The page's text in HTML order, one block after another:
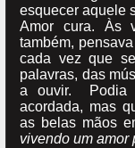
esquecer aquele
Amor cura. Às
também,
cada vez que
palavras, das
a ouvir. Podia
acordada, mas
as belas mãos
vivendo um amor